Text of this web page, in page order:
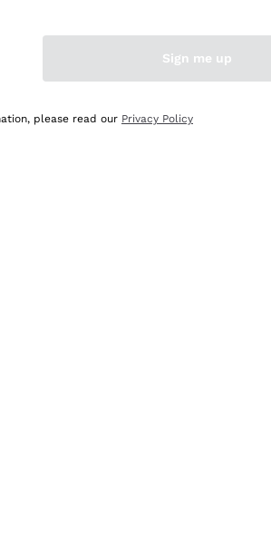
Sign me up
please read our Privacy Policy